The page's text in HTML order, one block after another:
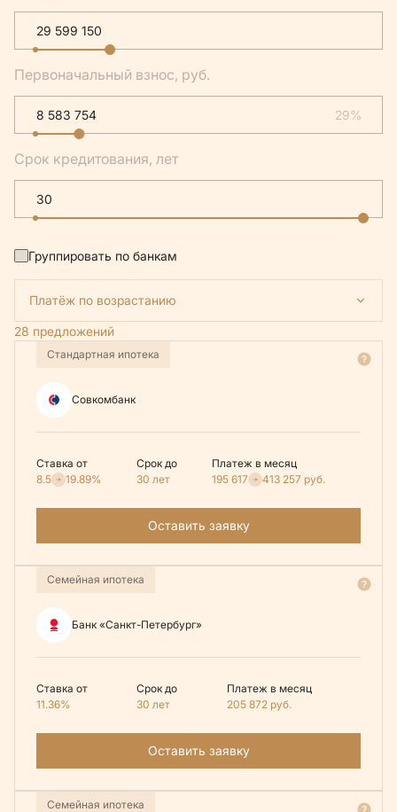
Первоначальный взнос, руб.
29%
Срок кредитования, лет
Группировать по банкам
Платёж по возрастанию
28 предложений
Стандартная ипотека
Совкомбанк
Ставка от
8.5
19.89%
Срок до
30 лет
Платеж в месяц
195 617
413 257 руб.
Оставить заявку
Семейная ипотека
Банк «Санкт-Петербург»
Ставка от
11.36%
Срок до
30 лет
Платеж в месяц
205 872 руб.
Оставить заявку
Семейная ипотека